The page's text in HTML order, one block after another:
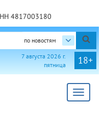
4817003180
по новостям
18+
7 августа 2026 г.
пятница
Toggle